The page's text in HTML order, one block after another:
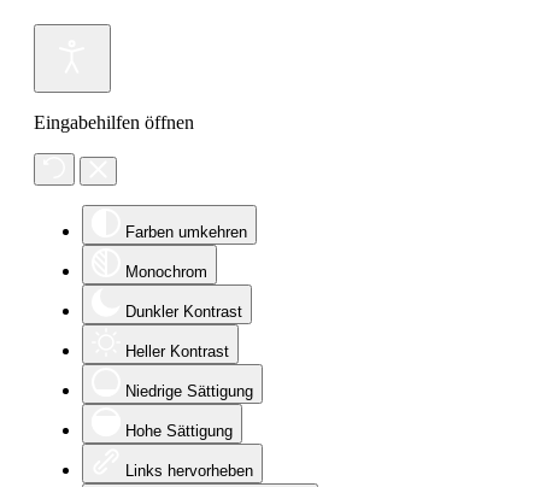
Eingabehilfen öffnen
Farben umkehren
Monochrom
Dunkler Kontrast
Heller Kontrast
Niedrige Sättigung
Hohe Sättigung
Links hervorheben